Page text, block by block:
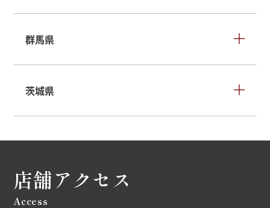
群馬県
茨城県
店舗アクセス
Access